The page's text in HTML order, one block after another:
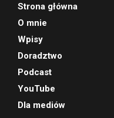
Strona główna
O mnie
Wpisy
Doradztwo
Podcast
YouTube
Dla mediów